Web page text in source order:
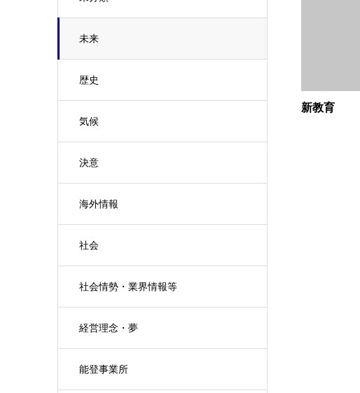
未来
歴史
気候
決意
海外情報
社会
社会情勢・業界情報等
経営理念・夢
能登事業所
新教育